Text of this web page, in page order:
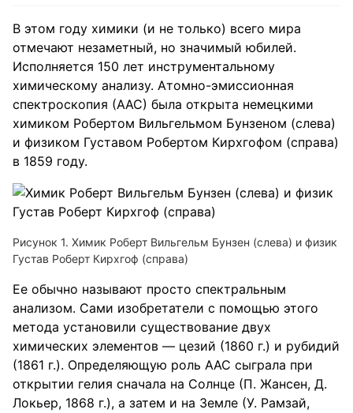
В этом году химики (и не только) всего мира
отмечают незаметный, но значимый юбилей.
Исполняется 150 лет инструментальному
химическому анализу. Атомно-эмиссионная
спектроскопия (ААС) была открыта немецкими
химиком Робертом Вильгельмом Бунзеном (слева)
и физиком Густавом Робертом Кирхгофом (справа)
в 1859 году.
Рисунок 1. Химик Роберт Вильгельм Бунзен (слева) и физик
Густав Роберт Кирхгоф (справа)
Ее обычно называют просто спектральным
анализом. Сами изобретатели с помощью этого
метода установили существование двух
химических элементов — цезий (1860 г.) и рубидий
(1861 г.). Определяющую роль ААС сыграла при
открытии гелия сначала на Солнце (П. Жансен, Д.
Локьер, 1868 г.), а затем и на Земле (У. Рамзай,